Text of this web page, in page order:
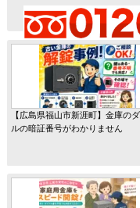
【広島県福山市新涯町】金庫の
ルの暗証番号がわかりません